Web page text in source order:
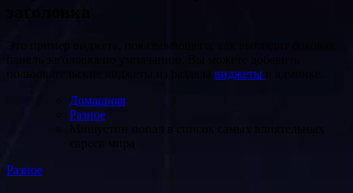
заголовка
Это пример виджета, показывающего, как выглядит боковая
пользовательские виджеты из раздела виджеты
Домашняя
Разное
Мишустин попал в список самых влиятельных
евреев мира
Разное